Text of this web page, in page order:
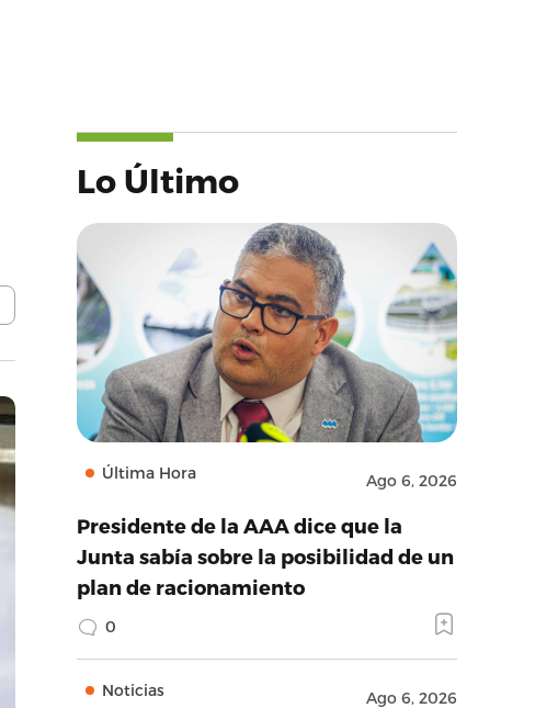
Lo Último
Última Hora Ago 6, 2026
Presidente de la AAA dice que la
Junta sabía sobre la posibilidad de un
plan de racionamiento
0
Noticias Ago 6, 2026